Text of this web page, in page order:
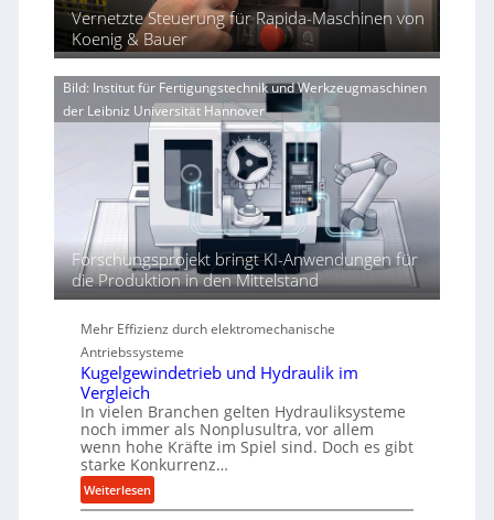
r
V
r
j
a
n
d
i
e
r
n
g
e
n
r
h
e
d
i
e
e
r
f
o
r
m
a
n
c
Vernetzte Steuerung für Rapida-Maschinen von
Koenig & Bauer
Bild: Institut für Fertigungstechnik und Werkzeugmaschinen
der Leibniz Universität Hannover
Forschungsprojekt bringt KI-Anwendungen für
die Produktion in den Mittelstand
Mehr Effizienz durch elektromechanische
Antriebssysteme
Kugelgewindetrieb und Hydraulik im
Vergleich
In vielen Branchen gelten Hydrauliksysteme
noch immer als Nonplusultra, vor allem
wenn hohe Kräfte im Spiel sind. Doch es gibt
starke Konkurrenz…
Weiterlesen:
K